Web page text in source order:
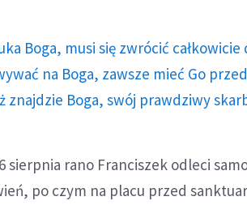
Boga, musi się zwrócić
na Boga, zawsze mieć Go
znajdzie Boga, swój prawdziwy
sierpnia rano Franciszek odleci
po czym na placu przed